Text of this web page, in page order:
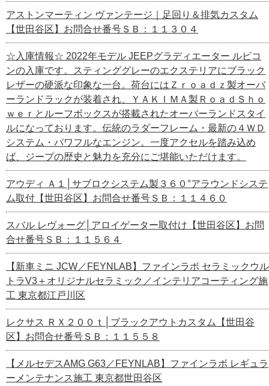
アストンマーティン ヴァンテージ｜足回り＆排気カスタム
【世田谷区】お問合せ番号ＳＢ：１１３０４
☆入庫情報☆ 2022年モデル JEEPグラディエーター ルビコ
ンの入庫です。スティンググレーのエクステリアにブラック
レザーの硬派な印象な一台。荷台にはＺｒｏａｄｚ製オーバ
ーランドラックが装着され、ＹＡＫＩＭＡ製ＲｏａｄＳｈｏ
ｗｅｒとルーフボックスが搭載されたオーバーランドスタイ
ルになっております。伝統のラダーフレーム・最新の４ＷＤ
システム・パワフルなエンジン。一度アクセルを踏み込め
ば、ジープの歴史と魅力を充分にご堪能いただけます。
アウディ Ａ１│サブロクシステム製３６０°アラウンドシステ
ム取付【世田谷区】お問合せ番号ＳＢ：１１４６０
スバル レヴォーグ│アロイゲーター取付け【世田谷区】お問
合せ番号ＳＢ：１１５６４
【新車ミニ JCW／FEYNLAB】ファインラボ セラミックウル
トラV3＋オリジナルセラミック／インテリアコーティング施
工 東京都江戸川区
レクサス ＲＸ２００ｔ│ブラックアウトカスタム【世田谷
区】お問合せ番号ＳＢ：１１５５８
【メルセデスAMG G63／FEYNLAB】ファインラボ レギュラ
ーメンテナンス施工 東京都世田谷区